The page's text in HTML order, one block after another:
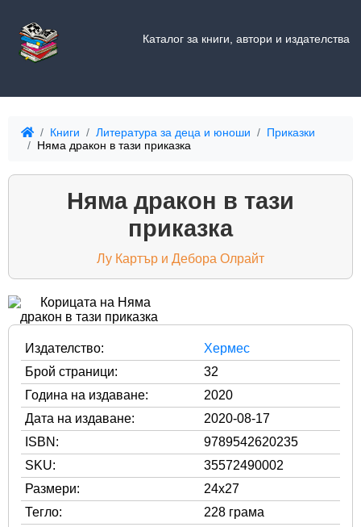
Каталог за книги, автори и издателства
Книги Литература за деца и юноши
Приказки
Няма дракон в тази приказка
Няма дракон в тази
приказка
Лу Картър и Дебора Олрайт
Издателство:
Хермес
Брой страници:
32
Година на издаване:
2020
Дата на издаване:
2020-08-17
ISBN:
9789542620235
SKU:
35572490002
Размери:
24x27
Тегло:
228 грама